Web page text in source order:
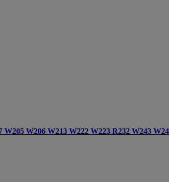
W206 W213 W222 W223 R232 W243